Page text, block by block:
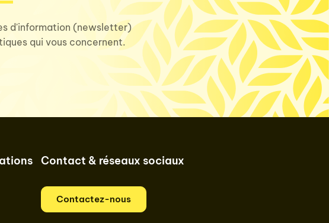
d'information (newsletter)
qui vous concernent.
Contact & réseaux sociaux
Contactez-nous